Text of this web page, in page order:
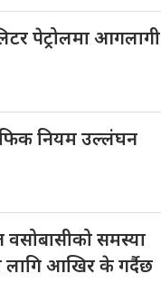
पेट्रोलमा आगलागी
नियम उल्लंघन
समस्या
लागि आखिर के गर्दैछ